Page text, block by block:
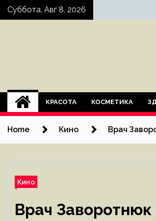
SkipСуббота, Авг 8, 2026
КРАСОТА КОСМЕТИКА
Home Кино Врач
Кино
Врач